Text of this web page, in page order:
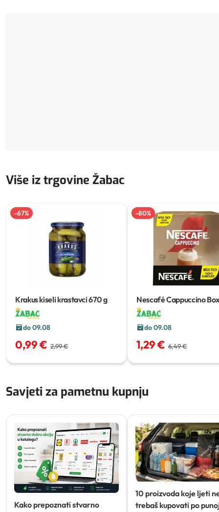
Više iz trgovine Žabac
-67%
Krakus kiseli krastavci670 g
do 09.08
0,99 € 2,99 €
-80%
Nescafé Cappuccino
/ 196 g
do 09.08
1,29 € 6,49 €
Savjeti za pametnu kupnju
Kako prepoznati stvarno
10 proizvoda koje ljeti
trebaš kupovati po